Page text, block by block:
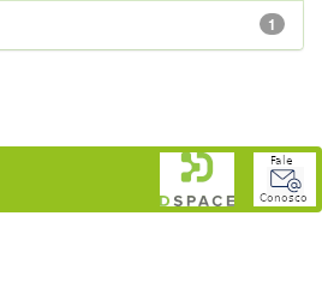
1